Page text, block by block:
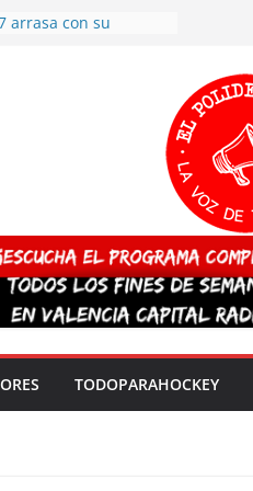
arrasa con su
España sub20
del mundo
vez!
TODOPARAHOCKEY